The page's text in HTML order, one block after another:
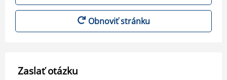
Obnoviť stránku
Zaslať otázku